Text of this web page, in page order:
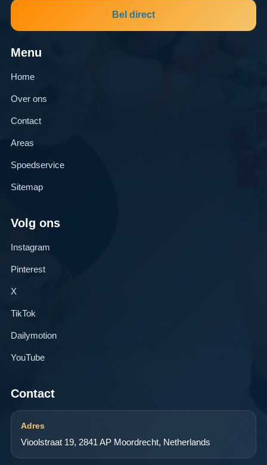
Bel direct
Menu
Home
Over ons
Contact
Areas
Spoedservice
Sitemap
Volg ons
Instagram
Pinterest
X
TikTok
Dailymotion
YouTube
Contact
Adres
Vioolstraat 19, 2841 AP Moordrecht, Netherlands